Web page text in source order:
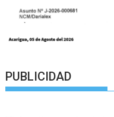
PUBLICIDAD